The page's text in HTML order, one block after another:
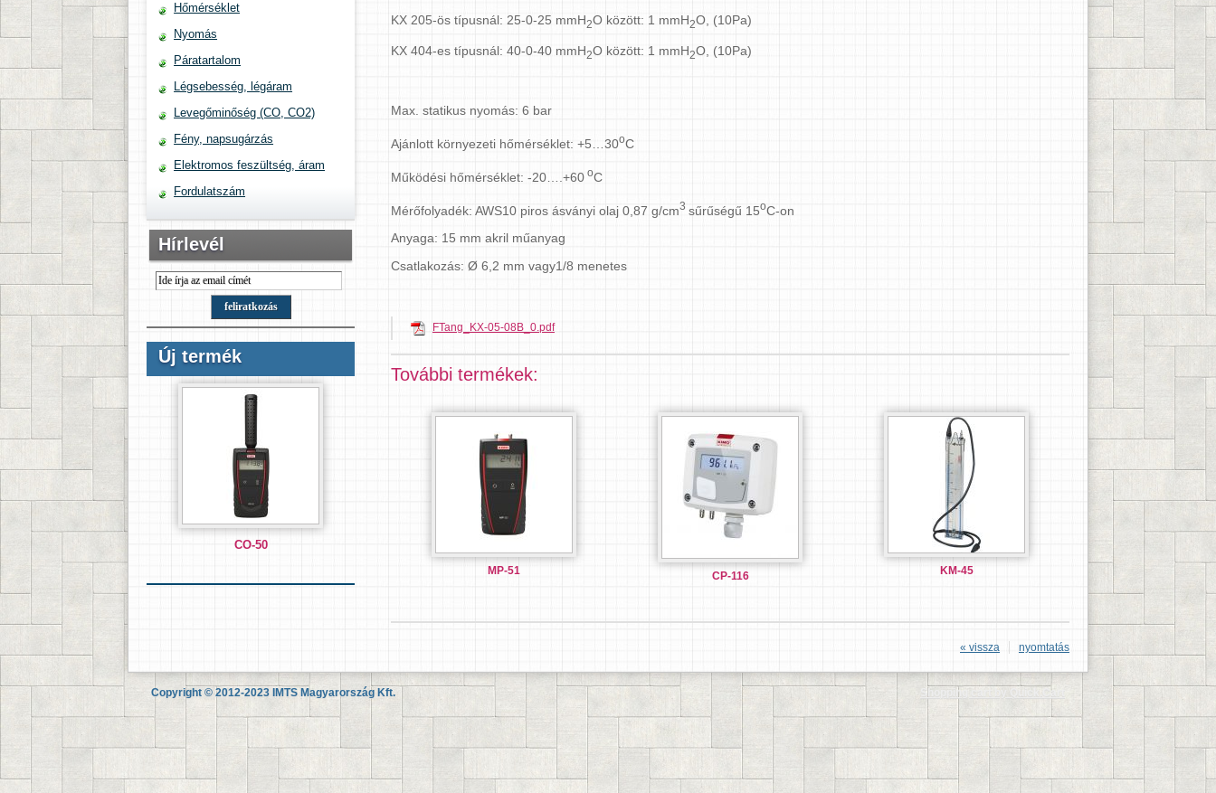
Hőmérséklet
Nyomás
Páratartalom
Légsebesség, légáram
Levegőminőség (CO, CO2)
Fény, napsugárzás
Elektromos feszültség, áram
Fordulatszám
Hírlevél
Új termék
CO-50
KX 205-ös típusnál: 25-0-25 mmH2O között: 1 mmH2O, (10Pa)
KX 404-es típusnál: 40-0-40 mmH2O között: 1 mmH2O, (10Pa)
Max. statikus nyomás: 6 bar
Ajánlott környezeti hőmérséklet: +5…30oC
Működési hőmérséklet: -20….+60 oC
Mérőfolyadék: AWS10 piros ásványi olaj 0,87 g/cm3 sűrűségű 15oC-on
Anyaga: 15 mm akril műanyag
Csatlakozás: Ø 6,2 mm vagy1/8 menetes
FTang_KX-05-08B_0.pdf
További termékek:
MP-51 CP-116 KM-45
nyomtatás
« vissza
Copyright © 2012-2023 IMTS Magyarország Kft. Shopping cart by Quick.Cart